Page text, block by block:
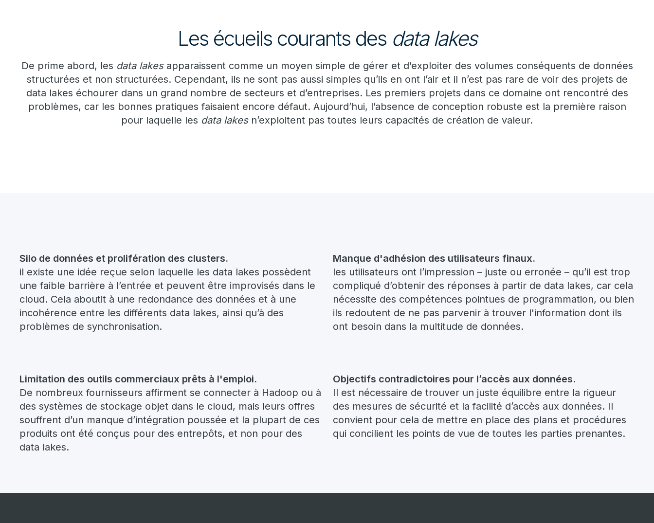
Les écueils courants des data lakes
De prime abord, les data lakesapparaissent comme un moyen simple de gérer et d’exploiter des volumes conséquents de données
structurées et non structurées. Cependant, ils ne sont pas aussi simples qu’ils en ont l’air et il n’est pas rare de voir des projets de
data lakes échourer dans un grand nombre de secteurs et d’entreprises. Les premiers projets dans ce domaine ont rencontré des
problèmes, car les bonnes pratiques faisaient encore défaut. Aujourd’hui, l’absence de conception robuste est la première raison
pour laquelle les data lakesn’exploitent pas toutes leurs capacités de création de valeur.
Silo de données et prolifération des clusters.
il existe une idée reçue selon laquelle les data lakes possèdent
une faible barrière à l’entrée et peuvent être improvisés dans le
cloud. Cela aboutit à une redondance des données et à une
incohérence entre les différents data lakes, ainsi qu’à des
problèmes de synchronisation.
Manque d'adhésion des utilisateurs finaux.
les utilisateurs ont l’impression – juste ou erronée – qu’il est trop
compliqué d’obtenir des réponses à partir de data lakes, car cela
nécessite des compétences pointues de programmation, ou bien
ils redoutent de ne pas parvenir à trouver l'information dont ils
ont besoin dans la multitude de données.
Limitation des outils commerciaux prêts à l'emploi.
De nombreux fournisseurs affirment se connecter à Hadoop ou à
des systèmes de stockage objet dans le cloud, mais leurs offres
souffrent d’un manque d’intégration poussée et la plupart de ces
produits ont été conçus pour des entrepôts, et non pour des
data lakes.
Objectifs contradictoires pour l’accès aux données.
Il est nécessaire de trouver un juste équilibre entre la rigueur
des mesures de sécurité et la facilité d’accès aux données. Il
convient pour cela de mettre en place des plans et procédures
qui concilient les points de vue de toutes les parties prenantes.